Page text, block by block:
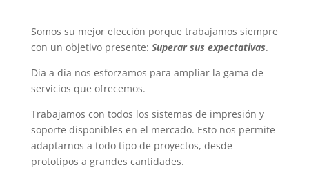
Somos su mejor elección porque trabajamos siempre
con un objetivo presente: Superar sus expectativas.
Día a día nos esforzamos para ampliar la gama de
servicios que ofrecemos.
Trabajamos con todos los sistemas de impresión y
soporte disponibles en el mercado. Esto nos permite
adaptarnos a todo tipo de proyectos, desde
prototipos a grandes cantidades.